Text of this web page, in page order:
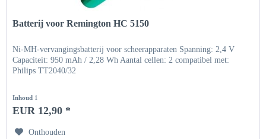
Batterij voor Remington HC 5150
Ni-MH-vervangingsbatterij voor scheerapparaten Spanning: 2,4 V
Capaciteit: 950 mAh / 2,28 Wh Aantal cellen: 2 compatibel met:
Philips TT2040/32
Inhoud 1
EUR 12,90 *
Onthouden